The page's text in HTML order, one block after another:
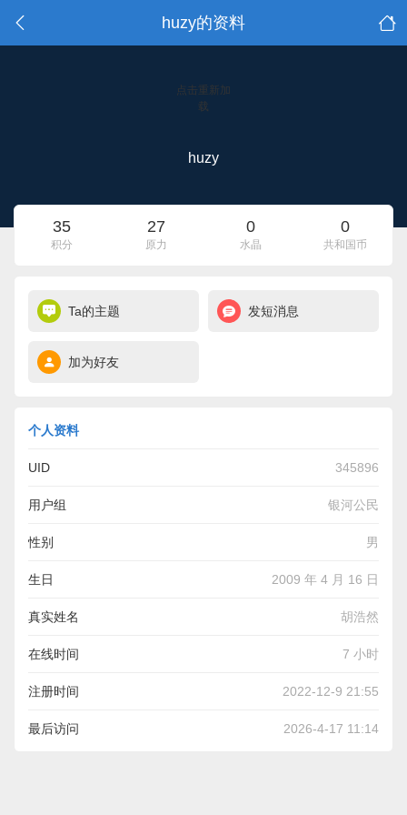
huzy的资料
点击重新加
载
huzy
35
积分
27
原力
0
水晶
0
共和国币
Ta的主题 发短消息
加为好友
个人资料
UID 345896
用户组 银河公民
性别 男
生日 2009 年 4 月 16 日
真实姓名 胡浩然
在线时间 7 小时
注册时间 2022-12-9 21:55
最后访问 2026-4-17 11:14